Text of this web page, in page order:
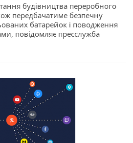
будівництва переробного
передбачатиме безпечну
батарейок і поводження
повідомляє пресслужба